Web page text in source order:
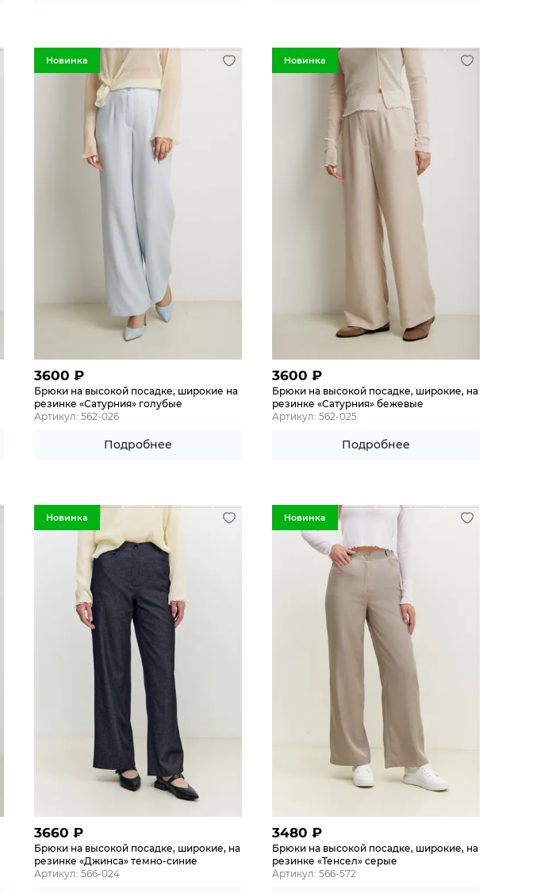
Новинка
3600 ₽
Брюки на высокой посадке, широкие на
резинке «Сатурния» голубые
Артикул: 562-026
Подробнее
Новинка
3600 ₽
Брюки на высокой посадке, широкие, на
резинке «Сатурния» бежевые
Артикул: 562-025
Подробнее
Новинка
3660 ₽
Брюки на высокой посадке, широкие, на
резинке «Джинса» темно-синие
Артикул: 566-024
Новинка
3480 ₽
Брюки на высокой посадке, широкие, на
резинке «Тенсел» серые
Артикул: 566-572